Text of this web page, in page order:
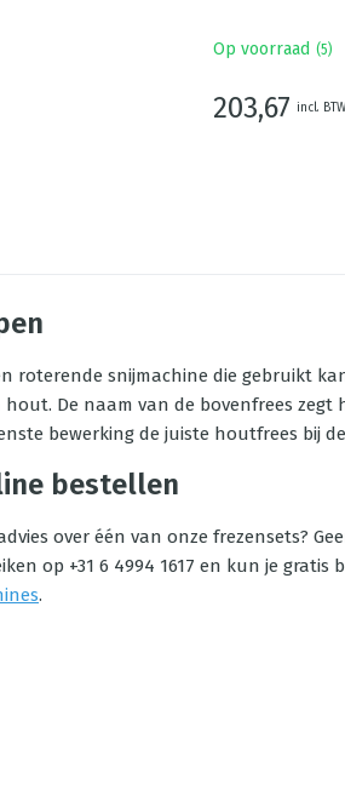
Op voorraad (5)
203,67 incl. BTW
roterende snijmachine die gebruikt
De naam van de bovenfrees zegt
bewerking de juiste houtfrees bij
bestellen
over één van onze frezensets?
op +31 6 4994 1617 en kun je gratis
.